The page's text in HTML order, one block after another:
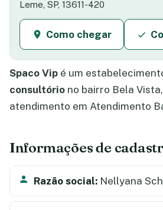
Leme, SP, 13611-420
Como chegar
Spaco Vip é um
consultório no bairro Bela Vista,
atendimento em Atendimento
Informações de
Razão social: Nellyana